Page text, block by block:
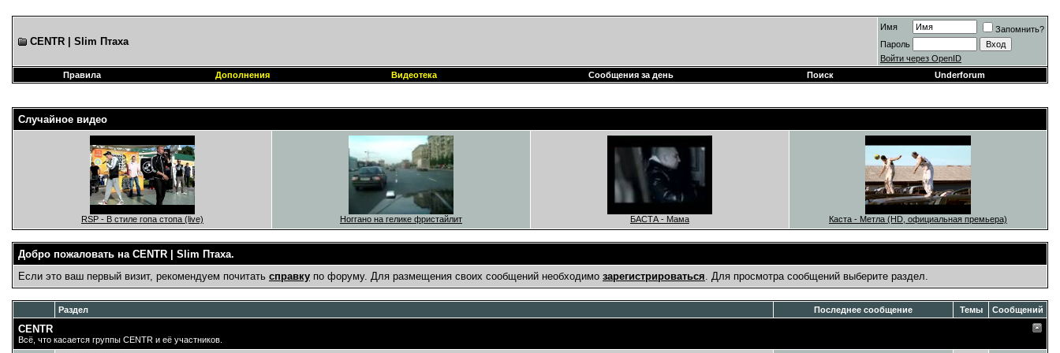
CENTR | Slim Птаха
Имя
Запомнить?
Пароль
Войти через OpenID
Правила
Дополнения Видеотека Сообщения за день Поиск Underforum
Случайное видео
RSP - В стиле гопа стопа (live) Ноггано на гелике фристайлит БАСТА - Мама Каста - Метла (HD, официальная премьера)
Добро пожаловать на CENTR | Slim Птаха.
Если это ваш первый визит, рекомендуем почитать справку по форуму. Для размещения своих сообщений необходимо зарегистрироваться. Для просмотра сообщений выберите раздел.
Раздел Последнее сообщение Темы Сообщений
CENTR
Всё, что касается группы CENTR и её участников.